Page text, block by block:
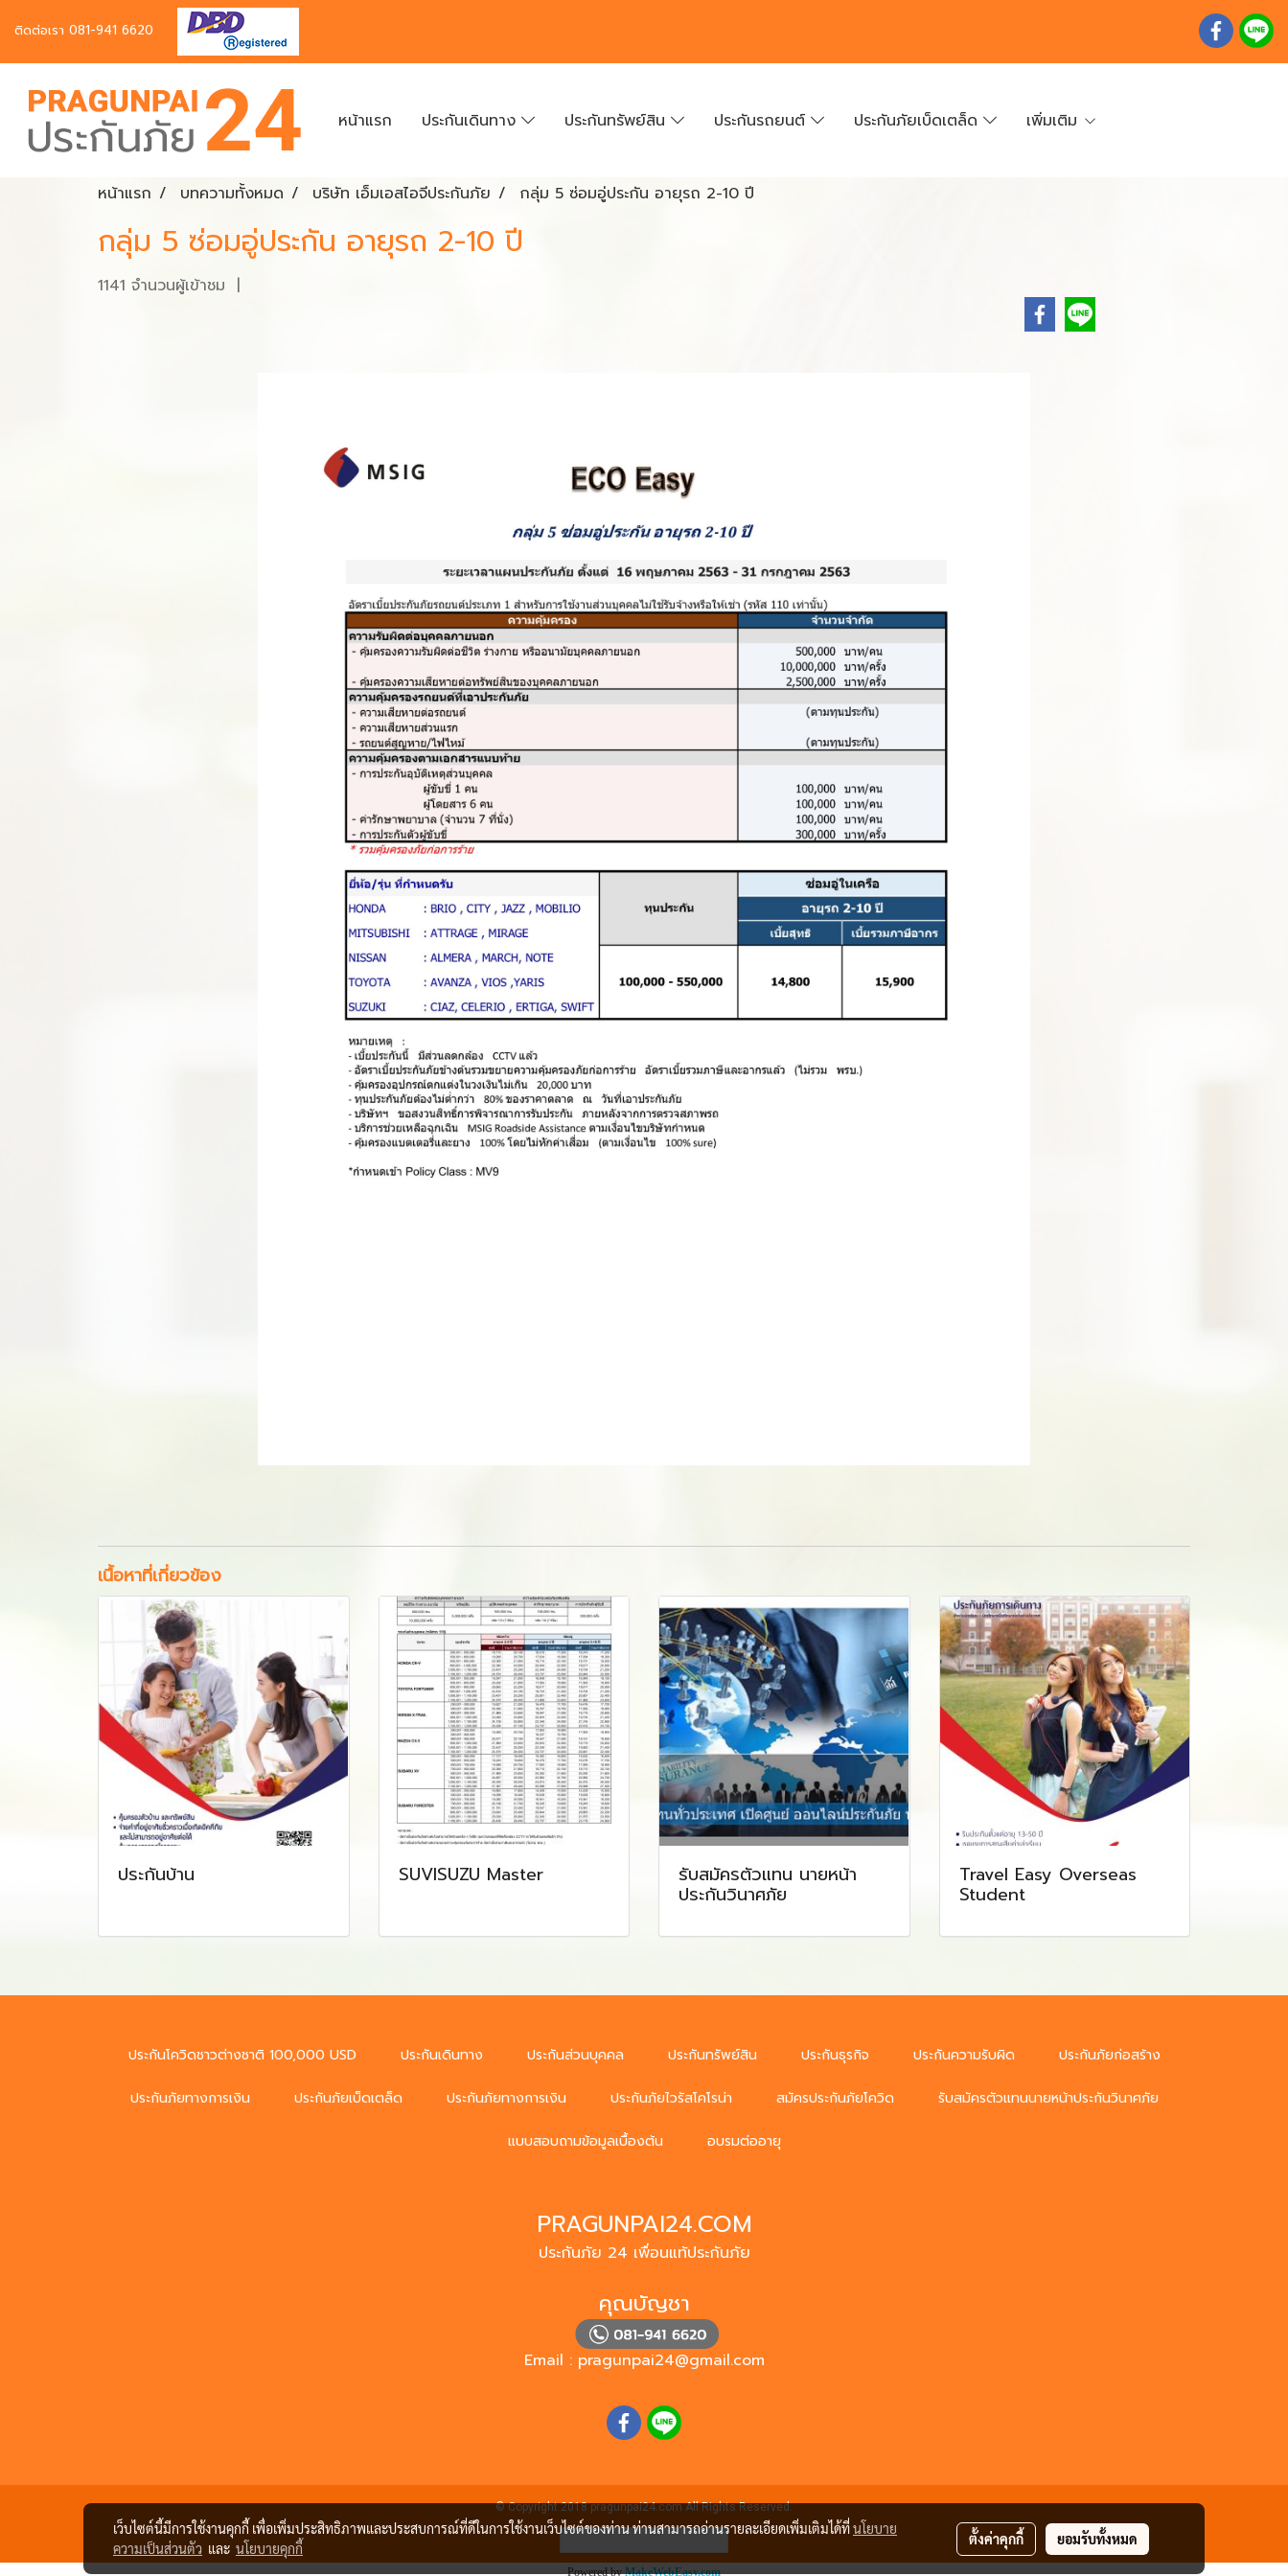
ติดต่อเรา 081-941 6620
หน้าแรก ประกันเดินทาง ประกันทรัพย์สิน ประกันรถยนต์ ประกันภัยเบ็ดเตล็ด เพิ่มเติม
หน้าแรก บทความทั้งหมด บริษัท เอ็มเอสไอจีประกันภัย กลุ่ม 5 ซ่อมอู่ประกัน อายุรถ 2-10 ปี
กลุ่ม 5 ซ่อมอู่ประกัน อายุรถ 2-10 ปี
1141 จำนวนผู้เข้าชม |
เนื้อหาที่เกี่ยวข้อง
ประกันบ้าน SUVISUZU Master รับสมัครตัวแทน นายหน้า
ประกันวินาศภัย
Travel Easy Overseas
Student
ประกันโควิดชาวต่างชาติ 100,000 USD ประกันเดินทาง ประกันส่วนบุคคล ประกันทรัพย์สิน ประกันธุรกิจ ประกันความรับผิด ประกันภัยก่อสร้าง
ประกันภัยทางการเงิน ประกันภัยเบ็ดเตล็ด ประกันภัยทางการเงิน ประกันภัยไวรัสโคโรน่า สมัครประกันภัยโควิด รับสมัครตัวแทนนายหน้าประกันวินาศภัย
แบบสอบถามข้อมูลเบื้องต้น อบรมต่ออายุ
PRAGUNPAI24.COM
ประกันภัย 24 เพื่อนแท้ประกันภัย
คุณบัญชา
Email : pragunpai24@gmail.com
© Copyright 2018 pragunpai24.com All Rights Reserved.
Powered byMakeWebEasy.com
เว็บไซต์นี้มีการใช้งานคุกกี้ เพื่อเพิ่มประสิทธิภาพและประสบการณ์ที่ดีในการใช้งานเว็บไซต์ของท่าน ท่านสามารถอ่านรายละเอียดเพิ่มเติมได้ที่นโยบาย
ความเป็นส่วนตัว และ นโยบายคุกกี้
ตั้งค่าคุกกี้ ยอมรับทั้งหมด